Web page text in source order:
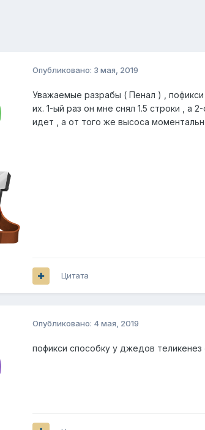
Опубликовано: 3 мая, 2019
Уважаемые разрабы ( Пенал ) , пофикси
их. 1-ый раз он мне снял 1.5 строки , а
идет , а от того же высоса
Цитата
Опубликовано: 4 мая, 2019
пофикси способку у джедов